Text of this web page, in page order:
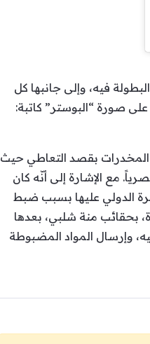
فيه، وإلى جانبها كل
صورة “البوستر” كاتبة:
المخدرات بقصد التعاطي حيث
بالسجن سنة مع إيقاف التنفيذ وتغريمها 10 آلاف جنيهاً مصرياً. مع الإشارة إلى أنّه كان
الدولي عليها بسبب ضبط
المخدرة، بحقائب منة شلبي، بعدها
وإرسال المواد المضبوطة